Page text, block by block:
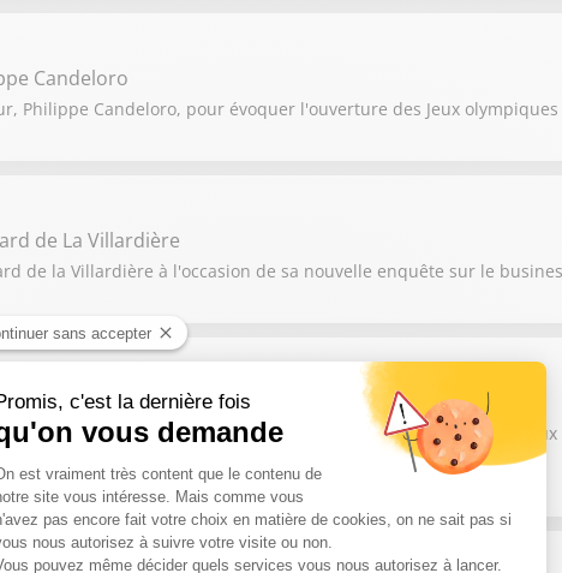
Candeloro
Philippe Candeloro, pour évoquer l'ouverture des Jeux
de La Villardière
de la Villardière à l'occasion de sa nouvelle enquête sur le
Nigita, Pierre-Nicolas Cléré
et celles à voir absolument en 2026 ? Puis quels sont les
de football 2026 ?